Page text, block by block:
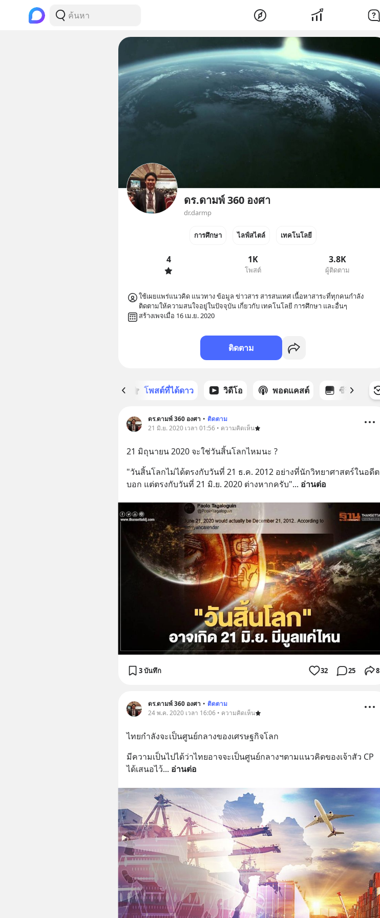
ดร.ดามพ์ 360 องศา
dr.darmp
การศึกษา ไลฟ์สไตล์ เทคโนโลยี
4 1K
โพสต์
3.8K
ผู้ติดตาม
ใช้เผยแพร่แนวคิด แนวทาง ข้อมูล ข่าวสาร สารสนเทศ เนื้อหาสาระที่ทุกคนกำลัง
ติดตามให้ความสนใจอยู่ในปัจจุบัน เกี่ยวกับ เทคโนโลยี การศึกษา และอื่นๆ
สร้างเพจเมื่อ 16 เม.ย. 2020
ติดตาม
โพสต์ที่ได้ดาว วิดีโอ พอดแคสต์ ซีรีส์
ดร.ดามพ์ 360 องศา • ติดตาม
21 มิ.ย. 2020 เวลา 01:56 • ความคิดเห็น
21 มิถุนายน 2020 จะใช่วันสิ้นโลกไหมนะ ?
"วันสิ้นโลกไม่ได้ตรงกับวันที่ 21 ธ.ค. 2012 อย่างที่นักวิทยาศาสตร์ในอดีต
บอก แต่ตรงกับวันที่ 21 มิ.ย. 2020 ต่างหากครับ"... อ่านต่อ
3 บันทึก 32 25 8
ดร.ดามพ์ 360 องศา • ติดตาม
24 พ.ค. 2020 เวลา 16:06 • ความคิดเห็น
ไทยกำลังจะเป็นศูนย์กลางของเศรษฐกิจโลก
มีความเป็นไปได้ว่าไทยอาจจะเป็นศูนย์กลางฯตามแนวคิดของเจ้าสัว CP
ได้เสนอไว้... อ่านต่อ